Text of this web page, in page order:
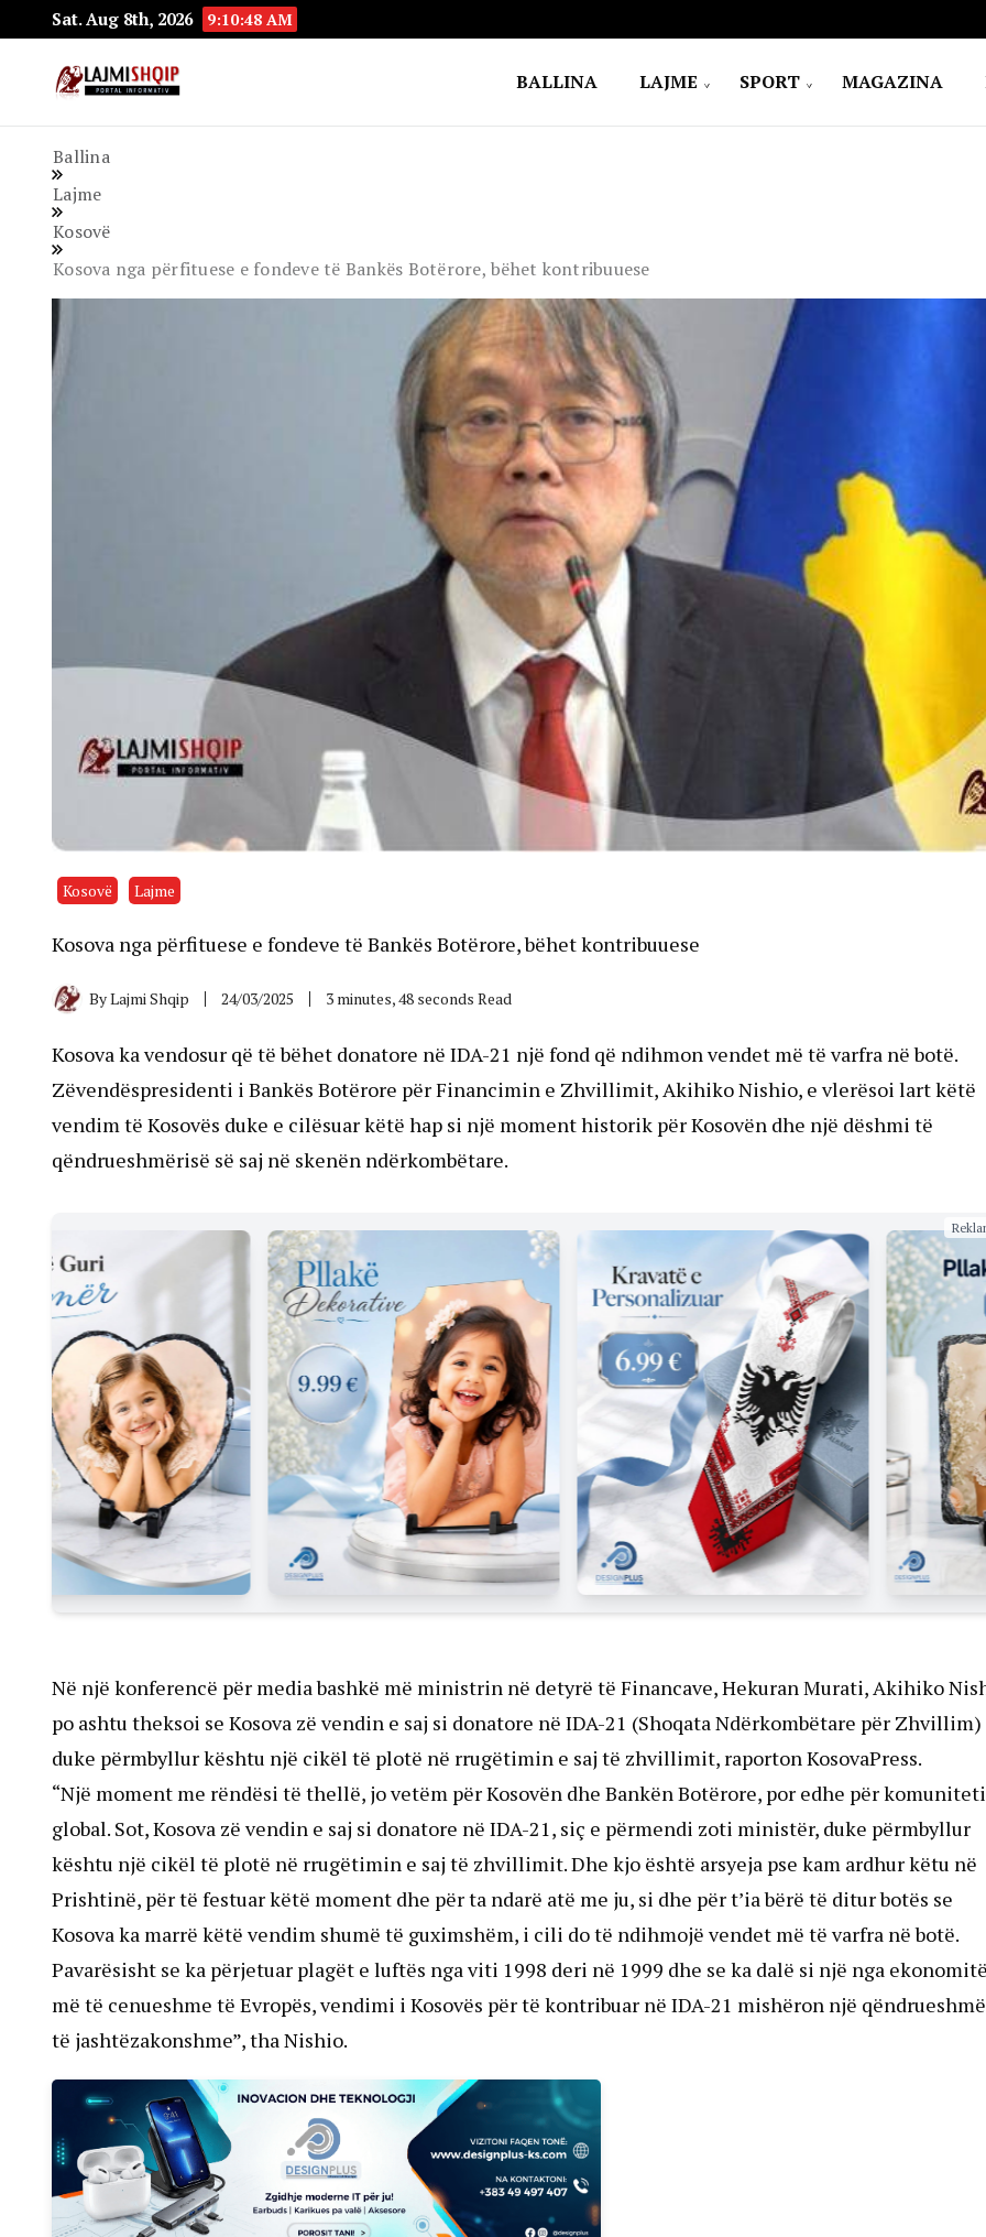
Sat. Aug 8th, 2026 9:10:50 AM
BALLINA LAJME SPORT MAGAZINA
Ballina
Lajme
Kosovë
​Kosova nga përfituese e fondeve të Bankës Botërore, bëhet kontribuuese
Kosovë Lajme
​Kosova nga përfituese e fondeve të Bankës Botërore, bëhet kontribuuese
ByLajmi Shqip 24/03/2025 3 minutes, 48 seconds Read
Kosova ka vendosur që të bëhet donatore në IDA-21 një fond që ndihmon vendet më të varfra në botë.
Zëvendëspresidenti i Bankës Botërore për Financimin e Zhvillimit, Akihiko Nishio, e vlerësoi lart këtë
vendim të Kosovës duke e cilësuar këtë hap si një moment historik për Kosovën dhe një dëshmi të
qëndrueshmërisë së saj në skenën ndërkombëtare.
Në një konferencë për media bashkë më ministrin në detyrë të Financave, Hekuran Murati, Akihiko
po ashtu theksoi se Kosova zë vendin e saj si donatore në IDA-21 (Shoqata Ndërkombëtare për Zhvillim)
duke përmbyllur kështu një cikël të plotë në rrugëtimin e saj të zhvillimit, raporton KosovaPress.
“Një moment me rëndësi të thellë, jo vetëm për Kosovën dhe Bankën Botërore, por edhe për
global. Sot, Kosova zë vendin e saj si donatore në IDA-21, siç e përmendi zoti ministër, duke përmbyllur
kështu një cikël të plotë në rrugëtimin e saj të zhvillimit. Dhe kjo është arsyeja pse kam ardhur këtu në
Prishtinë, për të festuar këtë moment dhe për ta ndarë atë me ju, si dhe për t’ia bërë të ditur botës se
Kosova ka marrë këtë vendim shumë të guximshëm, i cili do të ndihmojë vendet më të varfra në botë.
Pavarësisht se ka përjetuar plagët e luftës nga viti 1998 deri në 1999 dhe se ka dalë si një nga
më të cenueshme të Evropës, vendimi i Kosovës për të kontribuar në IDA-21 mishëron një
të jashtëzakonshme”, tha Nishio.